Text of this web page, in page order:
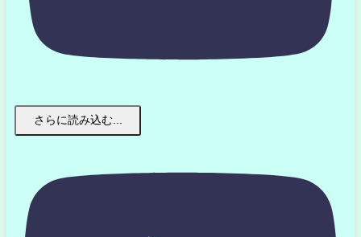
さらに読み込む...